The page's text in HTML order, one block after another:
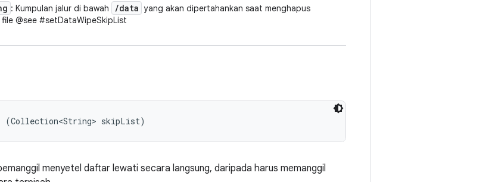
: Kumpulan jalur di bawah /data yang akan dipertahankan saat menghapus
@see #setDataWipeSkipList
skipList)
menyetel daftar lewati secara langsung, daripada harus memanggil